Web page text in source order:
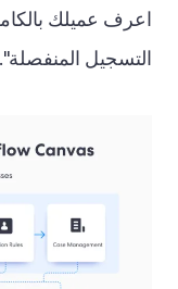
اعرف عميلك
التسجيل المنفصلة".